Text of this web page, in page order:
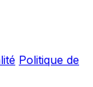
Politique de